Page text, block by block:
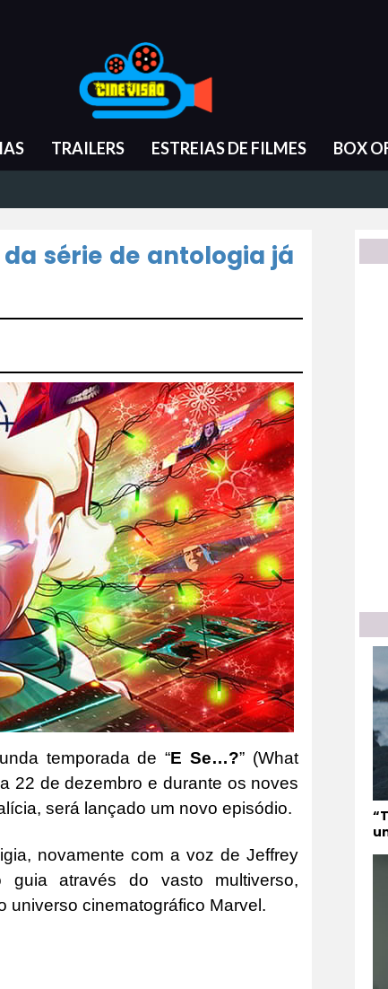
TRAILERS ESTREIAS DE FILMES BOX
da série de antologia já
temporada de “E Se…?” (What
22 de dezembro e durante os noves
será lançado um novo episódio.
novamente com a voz de Jeffrey
através do vasto multiverso,
universo cinematográfico Marvel.